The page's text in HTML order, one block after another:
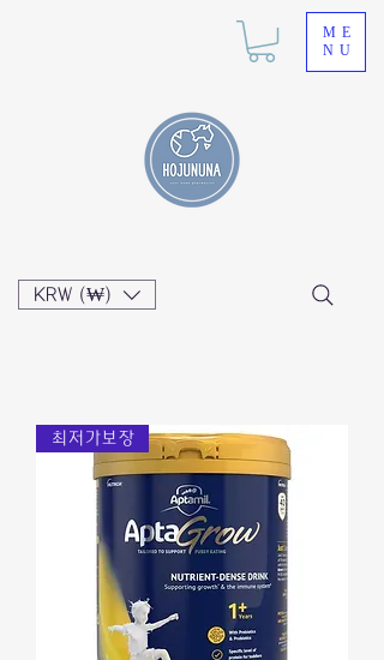
ME
NU
KRW (₩)
최저가보장